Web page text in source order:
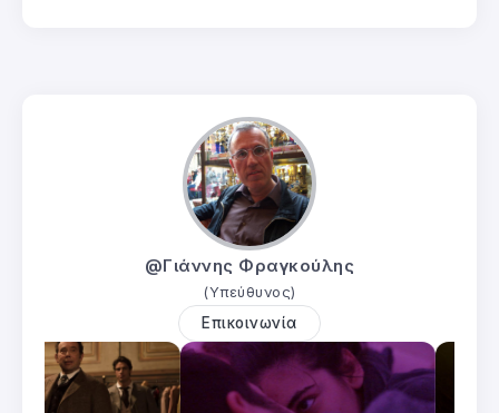
@Γιάννης Φραγκούλης
(Υπεύθυνος)
Επικοινωνία